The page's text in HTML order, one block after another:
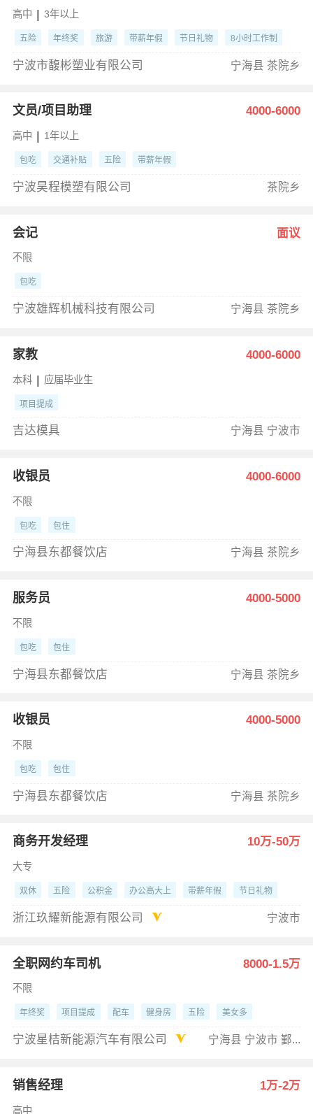
高中 | 3年以上
五险 年终奖 旅游 带薪年假 节日礼物 8小时工作制
岗位晋升
宁波市馥彬塑业有限公司 宁海县 茶院乡
文员/项目助理 4000-6000
高中 1年以上
包吃 交通补贴 五险 带薪年假
宁波昊程模塑有限公司 茶院乡
会记 面议
不限
包吃
宁波雄辉机械科技有限公司 宁海县 茶院乡
家教 4000-6000
本科 | 应届毕业生
项目提成
吉达模具 宁海县 宁波市
收银员 4000-6000
不限
包吃 包住
宁海县东都餐饮店 宁海县 茶院乡
服务员 4000-5000
不限
包吃 包住
宁海县东都餐饮店 宁海县 茶院乡
收银员 4000-5000
不限
包吃 包住
宁海县东都餐饮店 宁海县 茶院乡
商务开发经理 10万-50万
大专
双休 五险 公积金 办公高大上 带薪年假 节日礼物
岗位晋升 年终奖 包吃 项目提成
浙江玖耀新能源有限公司 宁波市
全职网约车司机 8000-1.5万
不限
年终奖 项目提成 配车 健身房 五险 美女多
宁波星桔新能源汽车有限公司 宁海县 宁波市 鄞...
销售经理 1万-2万
高中